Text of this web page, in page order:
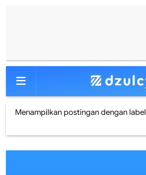
Menampilkan postingan dengan label